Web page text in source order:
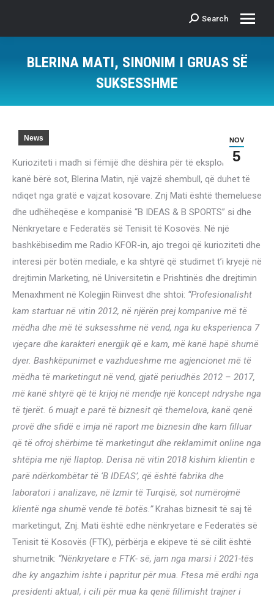
Search:
Search
BLERINA MATI, SINONIM I GRUAS SË
SUKSESSHME
NOV
5
News
Kurioziteti i madh si fëmijë dhe dëshira për të eksploruar, e
kanë bërë sot, Blerina Matin, një vajzë shembull, që duhet të
ndiqet nga gratë e vajzat kosovare. Znj Mati është themeluese
dhe udhëheqëse e kompanisë “B IDEAS & B SPORTS” si dhe
Nënkryetare e Federatës së Tenisit të Kosovës. Në një
bashkëbisedim me Radio KFOR-in, ajo tregoi që kurioziteti dhe
interesi për botën mediale, e ka shtyrë që studimet t’i kryejë në
drejtimin Marketing, në Universitetin e Prishtinës dhe drejtimin
Menaxhment në Kolegjin Riinvest dhe shtoi: “Profesionalisht
kam startuar në vitin 2012, në njërën prej kompanive më të
mëdha dhe më të suksesshme në vend, nga ku eksperienca 7
vjeçare dhe karakteri energjik që e kam, më kanë hapë shumë
dyer. Bashkëpunimet e vazhdueshme me agjencionet më të
mëdha të marketingut në vend, gjatë periudhës 2012 – 2017,
më kanë shtyrë që të krijoj në mendje një koncept ndryshe nga
të tjerët. 6 muajt e parë të biznesit që themelova, kanë qenë
provë dhe sfidë e imja në raport me biznesin dhe kam filluar
që të ofroj shërbime të marketingut dhe reklamimit online nga
shtëpia me një llaptop. Derisa në vitin 2018 kishim klientin e
parë ndërkombëtar të ‘B IDEAS’, që është fabrika dhe
laboratori i analizave, në Izmir të Turqisë, sot numërojmë
klientë nga shumë vende të botës.”Krahas biznesit të saj të
marketingut, Znj. Mati është edhe nënkryetare e Federatës së
Tenisit të Kosovës (FTK), përbërja e ekipeve të së cilit është
shumetnik: “Nënkryetare e FTK- së, jam nga marsi i 2021-tës
dhe ky angazhim ishte i papritur për mua. Ftesa më erdhi nga
presidenti aktual, i cili për mua ka qenë fillimisht trajner i